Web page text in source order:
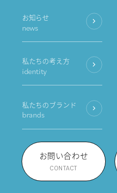
お知らせ
news
私たちの考え方
identity
私たちのブランド
brands
お問い合わせ
CONTACT